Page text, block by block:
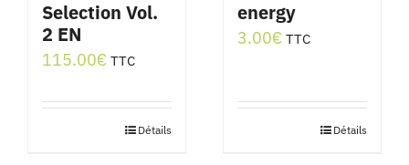
Selection Vol.
2 EN
115.00€ TTC
Détails
energy
3.00€ TTC
Détails